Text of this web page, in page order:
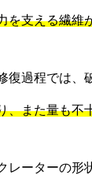
を支える繊維
復過程では、
、また量も不
レーターの形